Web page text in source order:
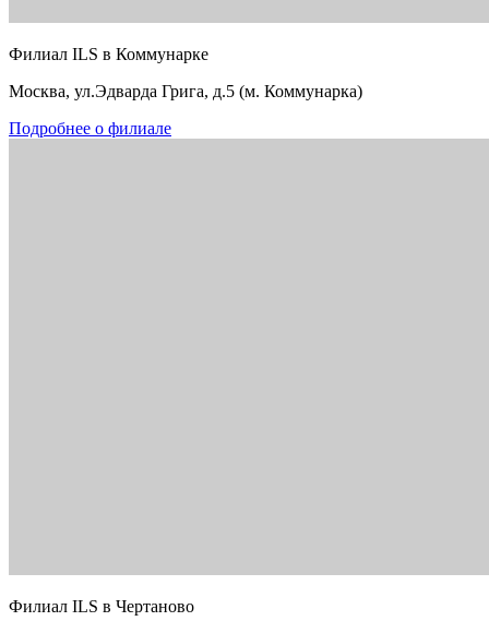
Филиал ILS в Коммунарке
Москва, ул.Эдварда Грига, д.5 (м. Коммунарка)
Подробнее о филиале
Филиал ILS в Чертаново